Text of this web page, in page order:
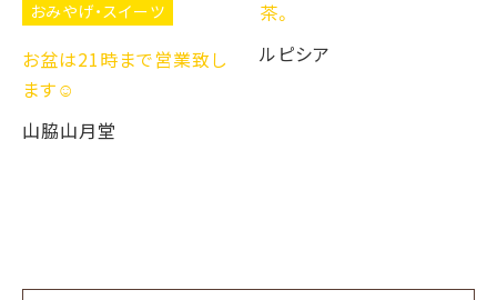
おみやげ・スイーツ
お盆は21時まで営業致し
ます☺️
山脇山月堂
茶。
ルピシア